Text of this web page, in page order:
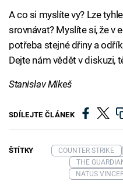
A co si myslíte vy? Lze
srovnávat? Myslíte si, že v
potřeba stejné dřiny a
Dejte nám vědět v diskuzi,
Stanislav Mikeš
SDÍLEJTE ČLÁNEK
ŠTÍTKY COUNTER STRIKE
THE
NATUS